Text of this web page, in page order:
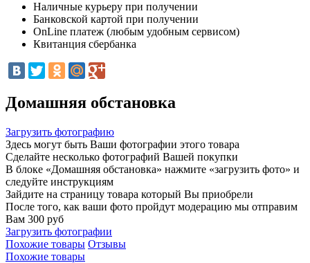
Наличные курьеру при получении
Банковской картой при получении
OnLine платеж (любым удобным сервисом)
Квитанция сбербанка
Домашняя обстановка
Загрузить фотографию
Здесь могут быть Ваши фотографии этого товара
Сделайте несколько фотографий Вашей покупки
В блоке «Домашняя обстановка» нажмите «загрузить фото» и
следуйте инструкциям
Зайдите на страницу товара который Вы приобрели
После того, как ваши фото пройдут модерацию мы отправим
Вам 300 руб
Загрузить фотографии
Похожие товары Отзывы
Похожие товары